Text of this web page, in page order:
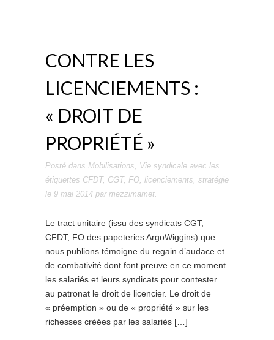
CONTRE LES
LICENCIEMENTS :
« DROIT DE
PROPRIÉTÉ »
Posté dans Mobilisations, Vie syndicale avec les
étiquettes CFDT, CGT, FO, licenciements, stratégie
le 9 mai 2014 par mezzimamet.
Le tract unitaire (issu des syndicats CGT,
CFDT, FO des papeteries ArgoWiggins) que
nous publions témoigne du regain d’audace et
de combativité dont font preuve en ce moment
les salariés et leurs syndicats pour contester
au patronat le droit de licencier. Le droit de
« préemption » ou de « propriété » sur les
richesses créées par les salariés […]